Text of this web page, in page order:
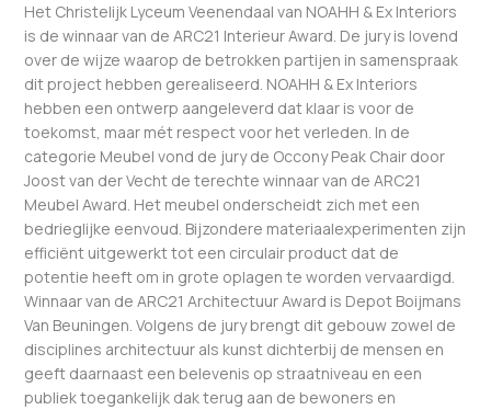
Het Christelijk Lyceum Veenendaal van NOAHH & Ex Interiors
is de winnaar van de ARC21 Interieur Award. De jury is lovend
over de wijze waarop de betrokken partijen in samenspraak
dit project hebben gerealiseerd. NOAHH & Ex Interiors
hebben een ontwerp aangeleverd dat klaar is voor de
toekomst, maar mét respect voor het verleden. In de
categorie Meubel vond de jury de Occony Peak Chair door
Joost van der Vecht de terechte winnaar van de ARC21
Meubel Award. Het meubel onderscheidt zich met een
bedrieglijke eenvoud. Bijzondere materiaalexperimenten zijn
efficiënt uitgewerkt tot een circulair product dat de
potentie heeft om in grote oplagen te worden vervaardigd.
Winnaar van de ARC21 Architectuur Award is Depot Boijmans
Van Beuningen. Volgens de jury brengt dit gebouw zowel de
disciplines architectuur als kunst dichterbij de mensen en
geeft daarnaast een belevenis op straatniveau en een
publiek toegankelijk dak terug aan de bewoners en